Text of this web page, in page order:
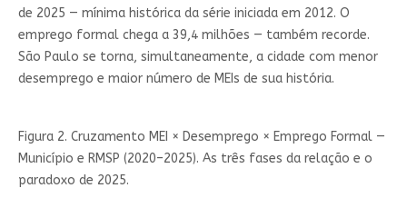
de 2025 — mínima histórica da série iniciada em 2012. O
emprego formal chega a 39,4 milhões — também recorde.
São Paulo se torna, simultaneamente, a cidade com menor
desemprego e maior número de MEIs de sua história.
Figura 2. Cruzamento MEI × Desemprego × Emprego Formal —
Município e RMSP (2020–2025). As três fases da relação e o
paradoxo de 2025.